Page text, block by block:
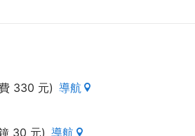
330 元) 導航
30 元) 導航